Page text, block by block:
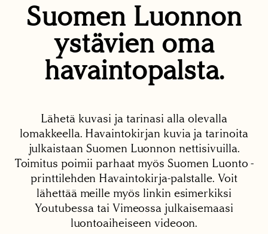
Suomen Luonnon
ystävien oma
havaintopalsta.
Lähetä kuvasi ja tarinasi alla olevalla
lomakkeella. Havaintokirjan kuvia ja tarinoita
julkaistaan Suomen Luonnon nettisivuilla.
Toimitus poimii parhaat myös Suomen Luonto -
printtilehden Havaintokirja-palstalle. Voit
lähettää meille myös linkin esimerkiksi
Youtubessa tai Vimeossa julkaisemaasi
luontoaiheiseen videoon.